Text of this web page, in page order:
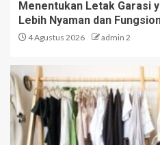
Menentukan Letak Garasi
Lebih Nyaman dan
4 Agustus 2026 admin 2